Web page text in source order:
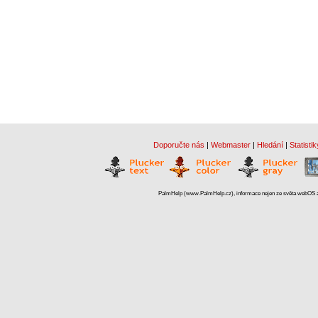
Doporučte nás | Webmaster | Hledání |
PalmHelp (www.PalmHelp.cz), informace nejen ze světa